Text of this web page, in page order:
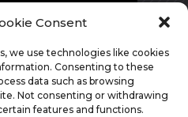
Consent
we use technologies like cookies
Consenting to these
data such as browsing
Not consenting or withdrawing
features and functions.